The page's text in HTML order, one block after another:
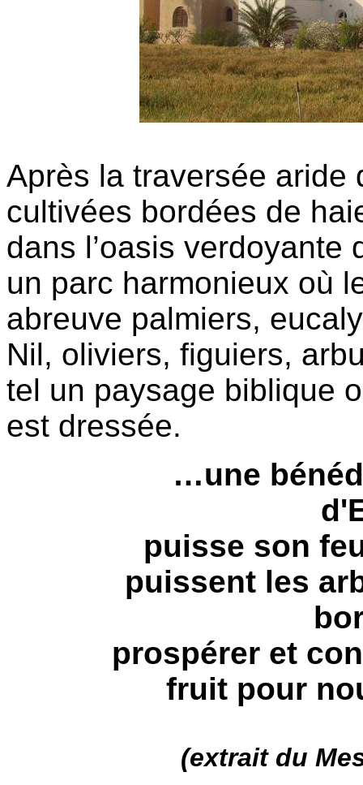
Après la traversée aride
cultivées bordées de
dans l’oasis verdoyante
un parc harmonieux où
abreuve palmiers,
Nil, oliviers, figuiers,
tel un paysage biblique
est dressée.
…une
puisse son
puissent les
prospérer et
fruit pour
(extrait du